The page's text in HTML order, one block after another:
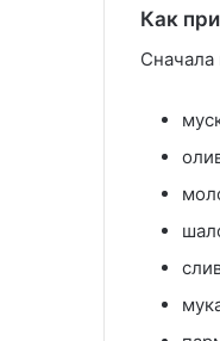
Как
Сначала